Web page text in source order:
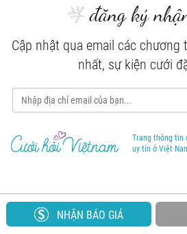
đăng ký
Cập nhật qua email các chương
nhất, sự kiện cưới
NHẬN BÁO GIÁ
Trang thông tin
uy tín ở Việt